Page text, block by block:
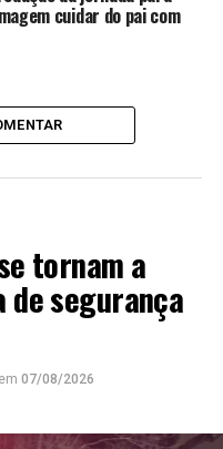
cuidar do pai com
tornam a
segurança
em 07/08/2026